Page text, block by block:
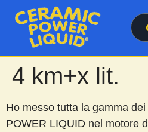
4 km+x lit.
Ho messo tutta la gamma
POWER LIQUID nel motore